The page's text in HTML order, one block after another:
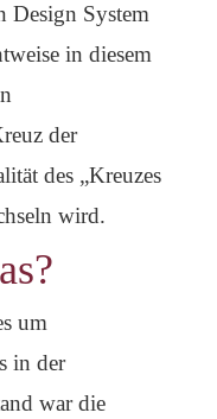
Design System
in diesem
der
des „Kreuzes
wird.
um
in der
war die